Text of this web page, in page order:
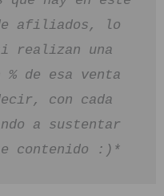
afiliados, lo
realizan una
% de esa venta
con cada
a sustentar
contenido :)*